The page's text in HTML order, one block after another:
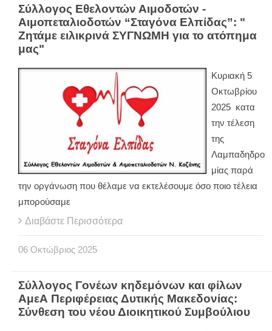
Σύλλογος Εθελοντών Αιμοδοτών -
Αιμοπεταλιοδοτών “Σταγόνα Ελπίδας”: "
Ζητάμε ειλικρινά ΣΥΓΝΩΜΗ για το ατόπημα
μας"
Κυριακή 5
Οκτωβρίου
2025 κατα
την τέλεση
της
Λαμπαδηδρο
μίας παρά
την οργάνωση που θέλαμε να εκτελέσουμε όσο ποιο τέλεια
μπορούσαμε
Διαβάστε Περισσότερα
06 Οκτώβριος 2025
Σύλλογος Γονέων κηδεμόνων και φίλων
ΑμεΑ Περιφέρειας Δυτικής Μακεδονίας:
Σύνθεση του νέου Διοικητικού Συμβούλιου